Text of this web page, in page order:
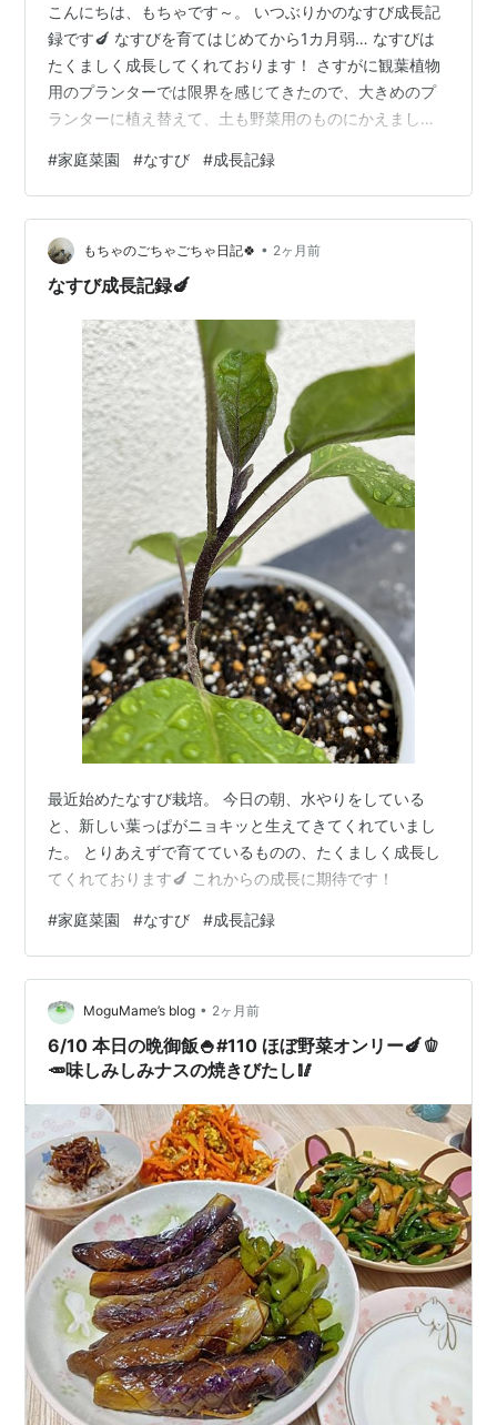
こんにちは、もちゃです～。 いつぶりかのなすび成長記
録です🍆 なすびを育てはじめてから1カ月弱… なすびは
たくましく成長してくれております！ さすがに観葉植物
用のプランターでは限界を感じてきたので、大きめのプ
ランターに植え替えて、土も野菜用のものにかえました
も確認できました！嬉しい！ 収穫が待ち遠しい…！💜
#家庭菜園 #なすび #成長記録
もちゃのごちゃごちゃ日記🍀 • 2ヶ月前
なすび成長記録🍆
最近始めたなすび栽培。 今日の朝、水やりをしている
と、新しい葉っぱがニョキッと生えてきてくれていまし
た。 とりあえずで育てているものの、たくましく成長し
てくれております🍆 これからの成長に期待です！
#家庭菜園 #なすび #成長記録
MoguMame’s blog • 2ヶ月前
6/10 本日の晩御飯🍚#110 ほぼ野菜オンリー🍆🫑
🥕味しみしみナスの焼きびたし🥢